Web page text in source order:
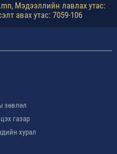
Мэдээллийн лавлах утас:
авах утас: 7059-106
зөвлөл
газар
хурал